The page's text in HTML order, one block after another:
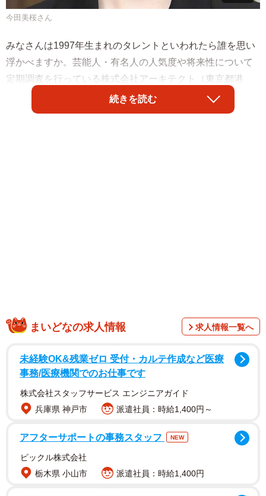
今田美桜さん
みなさんは1997年生まれのタレントといわれたら誰を思い
浮かべますか。芸能人・有名人の人気度や将来性について
定期調査を行っている株式会社アーキテクト（東京都港
区）が、このほど発表した「1997年生まれの芸能人人気ラ
ンキング」によると、女性芸能人は「中条あやみ」さん、
続きを読む
まいどなの求人情報 求人情報一覧へ
未経験OK&残業ゼロ 受付・カルテ作成など医療
事務/医療機関でのお仕事です
株式会社スタッフサービス エンジニアガイド
兵庫県 神戸市
派遣社員：時給1,400円～
アフターサポートの事務スタッフ NEW
ピックル株式会社
栃木県 小山市
派遣社員：時給1,400円